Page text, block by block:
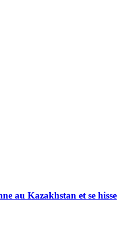
au Kazakhstan et se hisse